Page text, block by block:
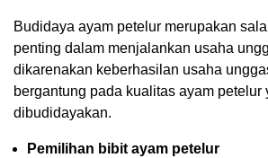
Budidaya ayam petelur merupakan
penting dalam menjalankan usaha
dikarenakan keberhasilan usaha
bergantung pada kualitas ayam petelur
dibudidayakan.
Pemilihan bibit ayam petelur